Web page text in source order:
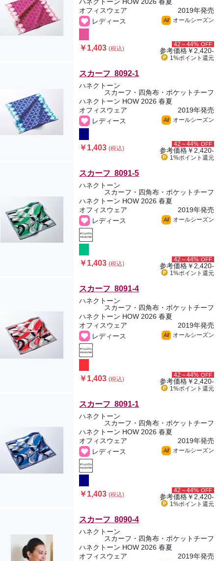
オフィスウェア
2019年発売
レディース
All オールシーズン
￥1,403(税込)
42～44% OFF
参考価格￥2,420-
1%ポイント 還元
スカーフ 8092-1
ハネクトーン
スカーフ・四角布・ポケットチーフ
ハネクトーン HOW 2026 春夏
オフィスウェア
2019年発売
レディース
All オールシーズン
￥1,403(税込)
42～44% OFF
参考価格￥2,420-
1%ポイント 還元
スカーフ 8091-5
ハネクトーン
スカーフ・四角布・ポケットチーフ
ハネクトーン HOW 2026 春夏
オフィスウェア
2019年発売
レディース
All オールシーズン
￥1,403(税込)
42～44% OFF
参考価格￥2,420-
1%ポイント 還元
スカーフ 8091-4
ハネクトーン
スカーフ・四角布・ポケットチーフ
ハネクトーン HOW 2026 春夏
オフィスウェア
2019年発売
レディース
All オールシーズン
￥1,403(税込)
42～44% OFF
参考価格￥2,420-
1%ポイント 還元
スカーフ 8091-1
ハネクトーン
スカーフ・四角布・ポケットチーフ
ハネクトーン HOW 2026 春夏
オフィスウェア
2019年発売
レディース
All オールシーズン
￥1,403(税込)
42～44% OFF
参考価格￥2,420-
1%ポイント 還元
スカーフ 8090-4
ハネクトーン
スカーフ・四角布・ポケットチーフ
ハネクトーン HOW 2026 春夏
オフィスウェア
2019年発売